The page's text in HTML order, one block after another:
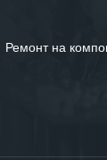
Ремонт на